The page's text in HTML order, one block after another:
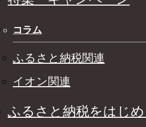
コラム
ふるさと納税関連
イオン関連
ふるさと納税をはじめ